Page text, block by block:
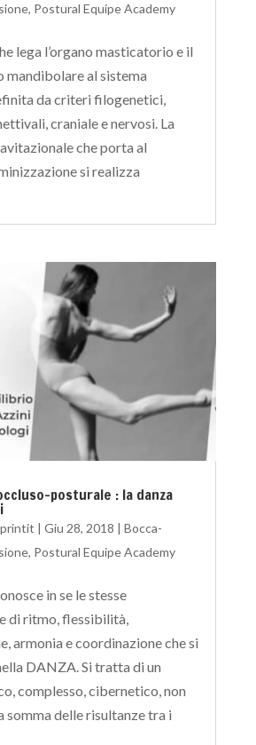
, Postural Equipe Academy
lega l’organo masticatorio e il
mandibolare al sistema
da criteri filogenetici,
craniale e nervosi. La
che porta al
si realizza
posturale : la danza
| Giu 28, 2018 | Bocca-
, Postural Equipe Academy
in se le stesse
di ritmo, flessibilità,
armonia e coordinazione che si
DANZA. Si tratta di un
complesso, cibernetico, non
somma delle risultanze tra i